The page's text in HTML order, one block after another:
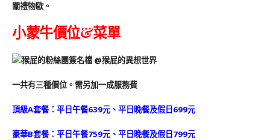
關禮物歐。
小蒙牛價位&菜單
一共有三種價位。需另加一成服務費
頂級A套餐：平日午餐639元、平日晚餐及假日699元
豪華B套餐：平日午餐759元、平日晚餐及假日799元